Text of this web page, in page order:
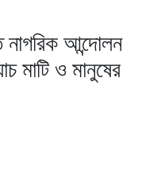
আন্দোলন
মাটি ও মানুষের